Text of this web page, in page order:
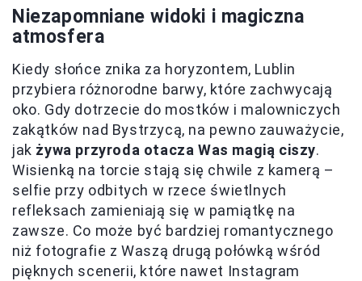
Niezapomniane widoki i magiczna
atmosfera
Kiedy słońce znika za horyzontem, Lublin
przybiera różnorodne barwy, które zachwycają
oko. Gdy dotrzecie do mostków i malowniczych
zakątków nad Bystrzycą, na pewno zauważycie,
jak żywa przyroda otacza Was magią ciszy.
Wisienką na torcie stają się chwile z kamerą –
selfie przy odbitych w rzece świetlnych
refleksach zamieniają się w pamiątkę na
zawsze. Co może być bardziej romantycznego
niż fotografie z Waszą drugą połówką wśród
pięknych scenerii, które nawet Instagram